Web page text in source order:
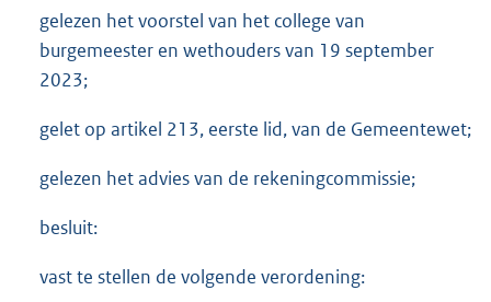
gelezen het voorstel van het college van
burgemeester en wethouders van 19 september
2023;
gelet op artikel 213, eerste lid, van de Gemeentewet;
gelezen het advies van de rekeningcommissie;
besluit:
vast te stellen de volgende verordening: